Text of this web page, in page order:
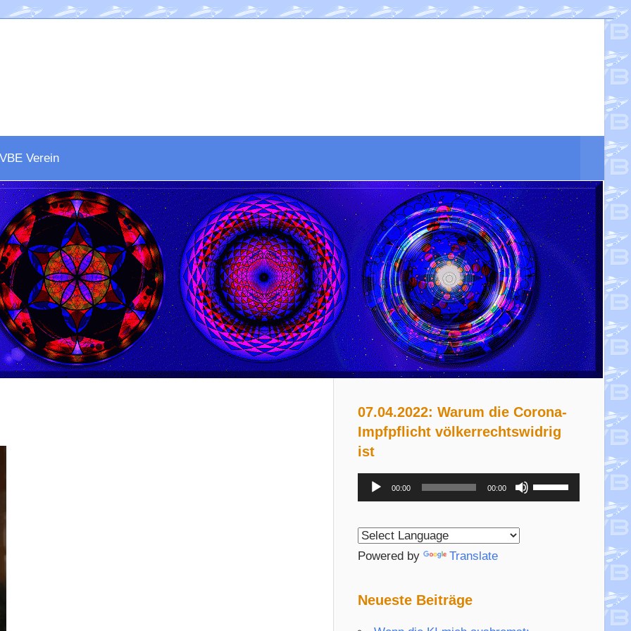
Suche
VBE Verein
07.04.2022: Warum die Corona-
Impfpflicht völkerrechtswidrig
ist
Audio-
Player
00:00 00:00
Pfeiltasten
Hoch/Runter
Powered by Translate
Neueste Beiträge